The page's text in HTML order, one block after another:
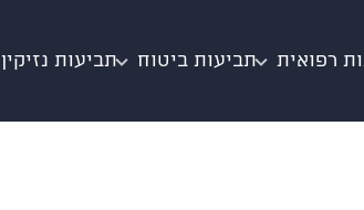
רפואית תביעות ביטוח תביעות נזיקין